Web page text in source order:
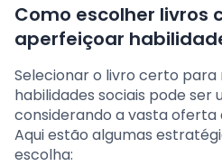
Como escolher livros
aperfeiçoar
Selecionar o livro certo para
habilidades sociais pode
considerando a vasta oferta
Aqui estão algumas
escolha: